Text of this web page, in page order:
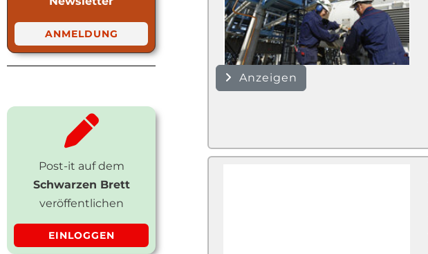
ANMELDUNG
Post-it auf dem
Schwarzen Brett
veröffentlichen
EINLOGGEN
Anzeigen